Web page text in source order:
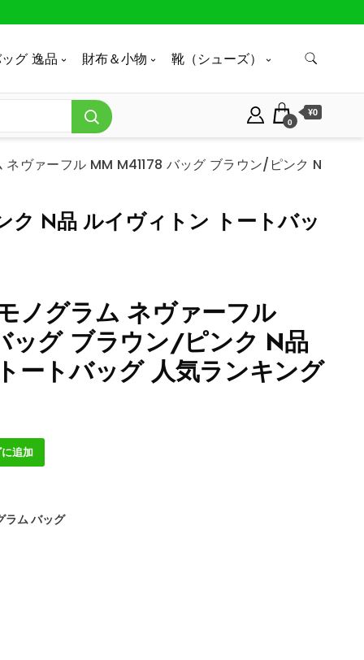
グ 逸品 財布＆小物 靴（シューズ）
0
¥0
ネヴァーフル MM M41178 バッグ ブラウン/ピンク N
N品 ルイヴィトン トートバッ
ノグラム ネヴァーフル
ッグ ブラウン/ピンク N品
ートバッグ 人気ランキング
追加
ラム バッグ